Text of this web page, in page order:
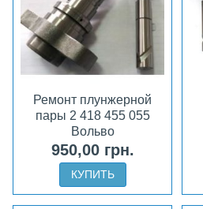
Ремонт плунжерной
пары 2 418 455 055
Вольво
950,00 грн.
КУПИТЬ